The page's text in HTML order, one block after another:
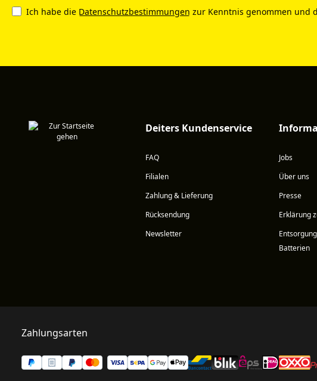
Ich habe die Datenschutzbestimmungen zur Kenntnis genommen und
Deiters Kundenservice
FAQ
Filialen
Zahlung & Lieferung
Rücksendung
Newsletter
Jobs
Über uns
Presse
Erklärung
Batterien
Zahlungsarten